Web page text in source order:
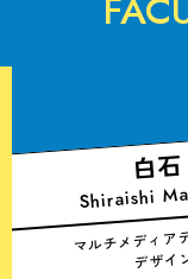
白
Shiraishi
マルチメディア
デザイ